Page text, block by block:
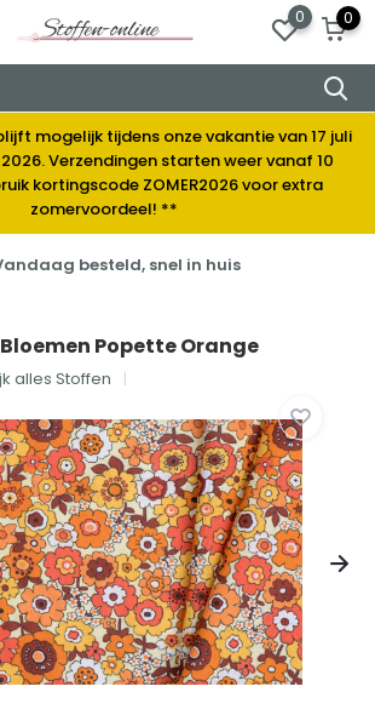
0 0
mogelijk tijdens onze vakantie van 17 juli
Verzendingen starten weer vanaf 10
kortingscode ZOMER2026 voor extra
zomervoordeel! **
besteld, snel in huis
Popette Orange
alles Stoffen